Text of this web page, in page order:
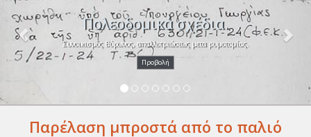
Πολεοδομικά σχέδια.
Συνοικισμός Βύρωνος, απαλλοτριώσεως μετα ρυμοτομίας.
Προβολή
Παρέλαση μπροστά από το παλιό